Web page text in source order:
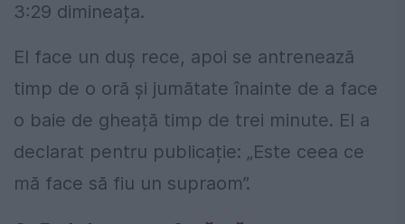
3:29 dimineața.
El face un duș rece, apoi se antrenează
timp de o oră și jumătate înainte de a face
o baie de gheață timp de trei minute. El a
declarat pentru publicație: „Este ceea ce
mă face să fiu un supraom”.